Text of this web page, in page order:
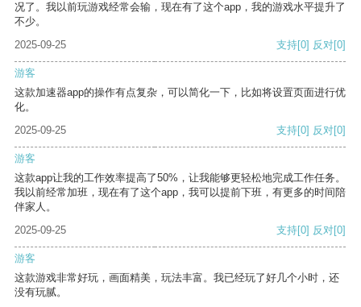
况了。我以前玩游戏经常会输，现在有了这个app，我的游戏水平提升了
不少。
2025-09-25
支持[0] 反对[0]
游客
这款加速器app的操作有点复杂，可以简化一下，比如将设置页面进行优
化。
2025-09-25
支持[0] 反对[0]
游客
这款app让我的工作效率提高了50%，让我能够更轻松地完成工作任务。
我以前经常加班，现在有了这个app，我可以提前下班，有更多的时间陪
伴家人。
2025-09-25
支持[0] 反对[0]
游客
这款游戏非常好玩，画面精美，玩法丰富。我已经玩了好几个小时，还
没有玩腻。